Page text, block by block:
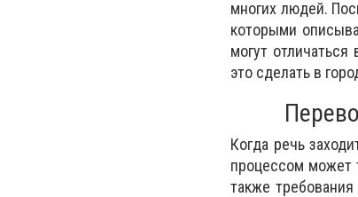
многих людей.
которыми
могут
это сделать в
Когда речь
процессом может
также